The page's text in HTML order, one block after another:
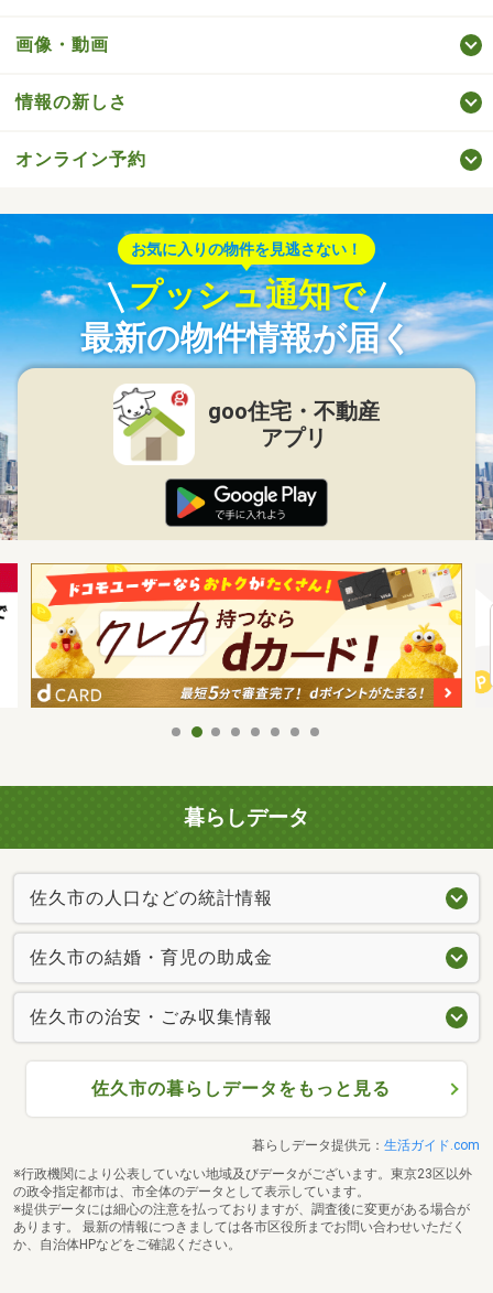
画像・動画
情報の新しさ
オンライン予約
お気に入りの物件を見逃さない！
プッシュ通知で
最新の物件情報が届く
goo住宅・不動産
アプリ
暮らしデータ
佐久市の人口などの統計情報
佐久市の結婚・育児の助成金
佐久市の治安・ごみ収集情報
佐久市の暮らしデータをもっと見る
暮らしデータ提供元： 生活ガイド.com
※行政機関により公表していない地域及びデータがございます。東京23区以外
の政令指定都市は、市全体のデータとして表示しています。
※提供データには細心の注意を払っておりますが、調査後に変更がある場合が
あります。 最新の情報につきましては各市区役所までお問い合わせいただく
か、自治体HPなどをご確認ください。